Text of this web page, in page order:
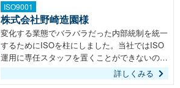
ISO9001
株式会社野崎造園様
変化する業態でバラバラだった内部統制を統一
するためにISOを柱にしました。当社ではISO
運用に専任スタッフを置くことができないの
で、一緒に取得を進めてくれるISOプロを選び
ました。
詳しくみる